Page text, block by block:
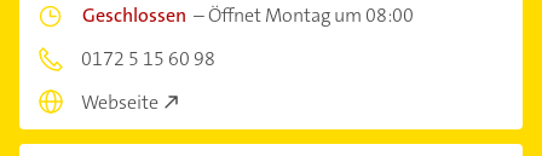
Geschlossen –Öffnet Montag um 08:00
0172 5 15 60 98
Webseite